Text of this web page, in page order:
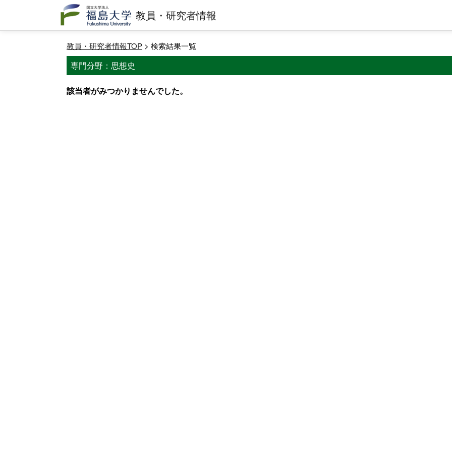
教員・研究者情報
教員・研究者情報TOP > 検索結果一覧
専門分野：思想史
該当者がみつかりませんでした。